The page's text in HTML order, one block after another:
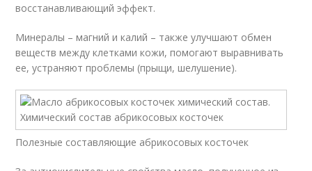
восстанавливающий эффект.
Минералы – магний и калий – также улучшают обмен
веществ между клетками кожи, помогают выравнивать
ее, устраняют проблемы (прыщи, шелушение).
Полезные составляющие абрикосовых косточек